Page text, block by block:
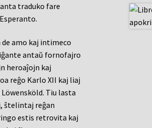
traduko fare
amo kaj intimeco
antaŭ fornofajro
heroaĵojn kaj
reĝo Karlo XII kaj liaj
Tiu lasta
ŝtelintaj reĝan
estis retrovita kaj